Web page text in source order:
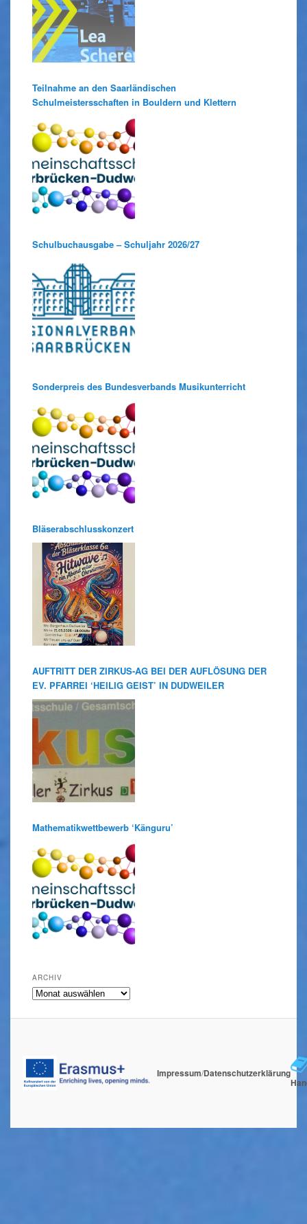
Teilnahme an den Saarländischen
Schulmeistersschaften in Bouldern und Klettern
Schulbuchausgabe – Schuljahr 2026/27
Sonderpreis des Bundesverbands Musikunterricht
Bläserabschlusskonzert
AUFTRITT DER ZIRKUS-AG BEI DER AUFLÖSUNG DER
EV. PFARREI ‘HEILIG GEIST’ IN DUDWEILER
Mathematikwettbewerb ‘Känguru’
ARCHIV
Archiv
Impressum/Datenschutzerklärung